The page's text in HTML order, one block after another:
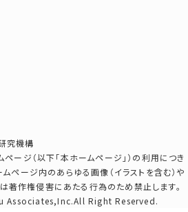
究機構
ージ（以下「本ホームページ」）の利用につき
ページ内のあらゆる画像（イラストを含む）や
著作権侵害にあたる行為のため禁止します。
Associates,Inc.All Right Reserved.